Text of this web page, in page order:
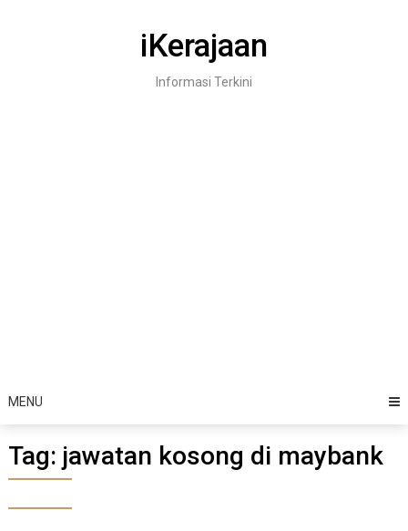
iKerajaan
Informasi Terkini
MENU
Tag: jawatan kosong di maybank